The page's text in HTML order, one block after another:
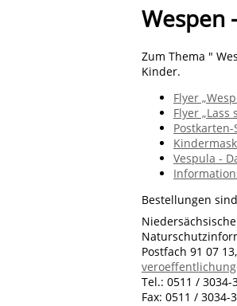
Wespen
Zum Thema "
Kinder.
Flyer
Flyer „Lass
Postkarten-
Vespula -
Bestellungen
Postfach 91 07
Tel.: 0511 / 3034-
Fax: 0511 / 3034-